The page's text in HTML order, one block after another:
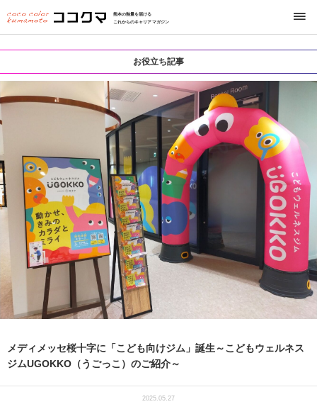
熊本の熱量を届ける
これからのキャリアマガジン
お役立ち記事
メディメッセ桜十字に「こども向けジム」誕生～こどもウェルネス
ジムUGOKKO（うごっこ）のご紹介～
2025.05.27